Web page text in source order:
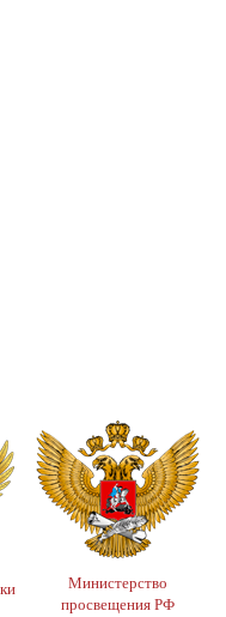
Министерство
просвещения РФ